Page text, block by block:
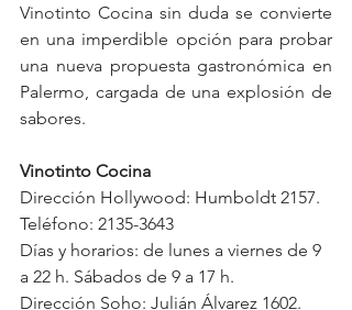
Vinotinto Cocina sin duda se convierte
en una imperdible opción para probar
una nueva propuesta gastronómica en
Palermo, cargada de una explosión de
sabores.
Vinotinto Cocina
Dirección Hollywood: Humboldt 2157.
Teléfono: 2135-3643
Días y horarios: de lunes a viernes de 9
a 22 h. Sábados de 9 a 17 h.
Dirección Soho: Julián Álvarez 1602.